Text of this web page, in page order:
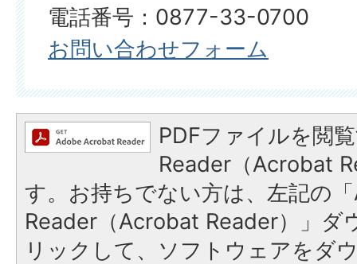
電話番号：0877-33-0700
お問い合わせフォーム
PDFファイルを閲
Reader（Acrobat
す。お持ちでない方は、左記の
Reader（Acrobat Reader）」ダ
リックして、ソフトウェアをダ